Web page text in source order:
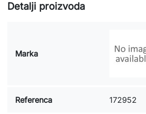
Detalji proizvoda
Marka
Referenca 172952